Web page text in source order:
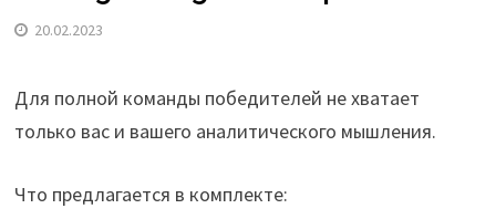
20.02.2023
Для полной команды победителей не хватает
только вас и вашего аналитического мышления.
Что предлагается в комплекте: